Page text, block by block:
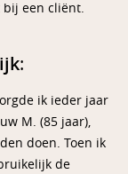
bij een cliënt.
:
ik ieder jaar
M. (85 jaar),
doen. Toen ik
de